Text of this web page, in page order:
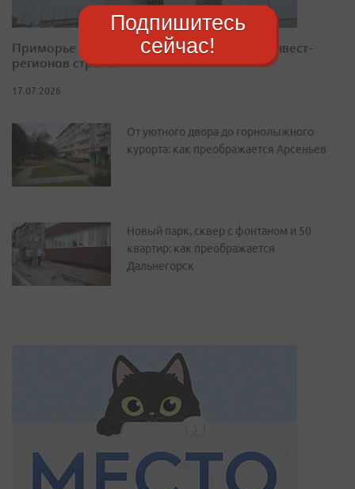
Приморье закрепилось в десятке лучших инвест-
регионов страны
17.07.2026
От уютного двора до горнолыжного
курорта: как преображается Арсеньев
Новый парк, сквер с фонтаном и 50
квартир: как преображается
Дальнегорск
Подпишитесь
сейчас!